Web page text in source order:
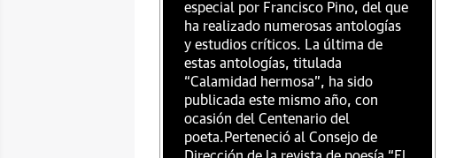
especial por Francisco Pino, del que
ha realizado numerosas antologías
y estudios críticos. La última de
estas antologías, titulada
“Calamidad hermosa”, ha sido
publicada este mismo año, con
ocasión del Centenario del
poeta.Perteneció al Consejo de